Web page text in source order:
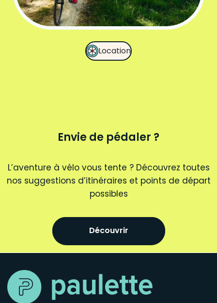
Location
Envie de pédaler ?
L’aventure à vélo vous tente ? Découvrez toutes
nos suggestions d’itinéraires et points de départ
possibles
Découvrir